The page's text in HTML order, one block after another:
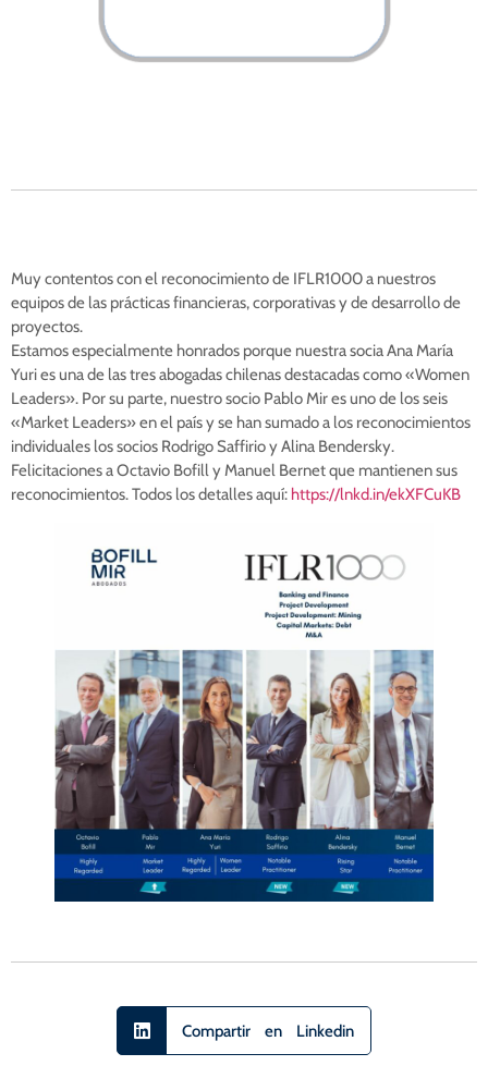
Muy contentos con el reconocimiento de IFLR1000 a nuestros
equipos de las prácticas financieras, corporativas y de desarrollo de
proyectos.
Estamos especialmente honrados porque nuestra socia Ana María
Yuri es una de las tres abogadas chilenas destacadas como «Women
Leaders». Por su parte, nuestro socio Pablo Mir es uno de los seis
«Market Leaders» en el país y se han sumado a los reconocimientos
individuales los socios Rodrigo Saffirio y Alina Bendersky.
Felicitaciones a Octavio Bofill y Manuel Bernet que mantienen sus
reconocimientos. Todos los detalles aquí: https://lnkd.in/ekXFCuKB
Compartir en Linkedin